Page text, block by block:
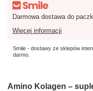
Darmowa dostawa do
Więcej informacji
Smile - dostawy ze sklepów
darmo.
Amino Kolagen –